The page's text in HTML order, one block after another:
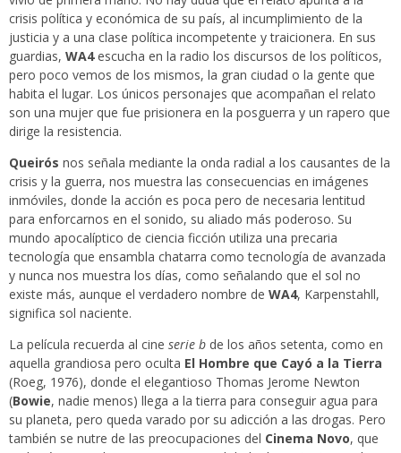
crisis política y económica de su país, al incumplimiento de la
justicia y a una clase política incompetente y traicionera. En sus
guardias, WA4escucha en la radio los discursos de los políticos,
pero poco vemos de los mismos, la gran ciudad o la gente que
habita el lugar. Los únicos personajes que acompañan el relato
son una mujer que fue prisionera en la posguerra y un rapero que
dirige la resistencia.
Queirós nos señala mediante la onda radial a los causantes de la
crisis y la guerra, nos muestra las consecuencias en imágenes
inmóviles, donde la acción es poca pero de necesaria lentitud
para enforcarnos en el sonido, su aliado más poderoso. Su
mundo apocalíptico de ciencia ficción utiliza una precaria
tecnología que ensambla chatarra como tecnología de avanzada
y nunca nos muestra los días, como señalando que el sol no
existe más, aunque el verdadero nombre de WA4, Karpenstahll,
significa sol naciente.
La película recuerda al cine serie b de los años setenta, como en
aquella grandiosa pero oculta El Hombre que Cayó a la Tierra
(Roeg, 1976), donde el elegantioso Thomas Jerome Newton
(Bowie, nadie menos) llega a la tierra para conseguir agua para
su planeta, pero queda varado por su adicción a las drogas. Pero
también se nutre de las preocupaciones del Cinema Novo, que